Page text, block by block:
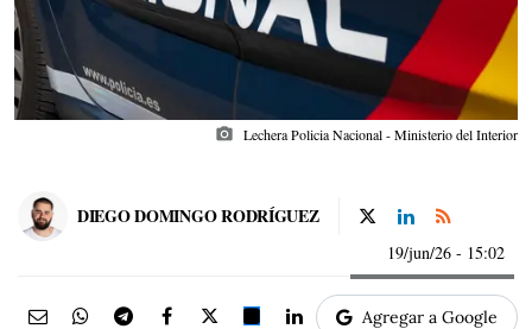
photo_camera Lechera Policia Nacional - Ministerio del Interior
DIEGO DOMINGO RODRÍGUEZ
19/jun/26 - 15:02
Agregar a Google